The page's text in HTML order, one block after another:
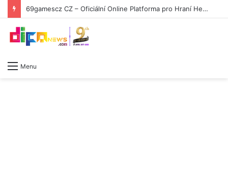
69gamescz CZ – Oficiální Online Platforma pro Hraní Her -2006871015
Menu